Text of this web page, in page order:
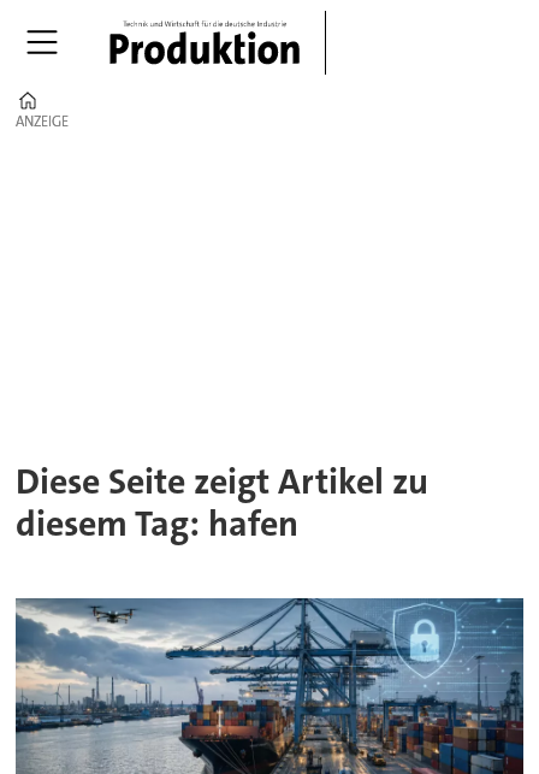
ANZEIGE
ANZEIGE
Diese Seite zeigt Artikel zu
diesem Tag: hafen